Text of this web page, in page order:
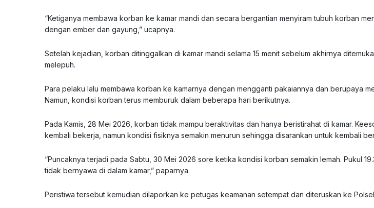
“Ketiganya membawa korban ke kamar mandi dan secara bergantian menyiram tubuh korban
dengan ember dan gayung,” ucapnya.
Setelah kejadian, korban ditinggalkan di kamar mandi selama 15 menit sebelum akhirnya
melepuh.
Para pelaku lalu membawa korban ke kamarnya dengan mengganti pakaiannya dan berupaya
Namun, kondisi korban terus memburuk dalam beberapa hari berikutnya.
Pada Kamis, 28 Mei 2026, korban tidak mampu beraktivitas dan hanya beristirahat di kamar.
kembali bekerja, namun kondisi fisiknya semakin menurun sehingga disarankan untuk kembali
“Puncaknya terjadi pada Sabtu, 30 Mei 2026 sore ketika kondisi korban semakin lemah. Pukul
tidak bernyawa di dalam kamar,” paparnya.
Peristiwa tersebut kemudian dilaporkan ke petugas keamanan setempat dan diteruskan ke